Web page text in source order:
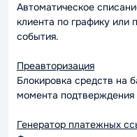
Автоматическое
клиента по графику или
события.
Преавторизация
Блокировка средств на
момента
Генератор платежных